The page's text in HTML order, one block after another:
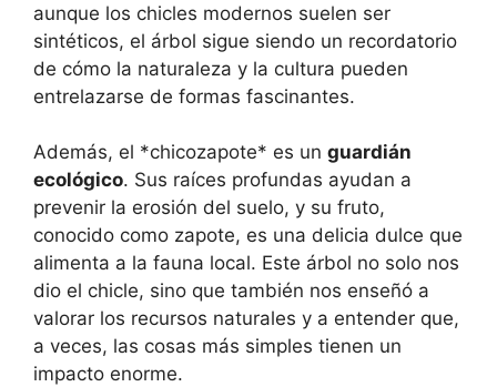
aunque los chicles modernos suelen ser
sintéticos, el árbol sigue siendo un recordatorio
de cómo la naturaleza y la cultura pueden
entrelazarse de formas fascinantes.
Además, el *chicozapote* es un guardián
ecológico. Sus raíces profundas ayudan a
prevenir la erosión del suelo, y su fruto,
conocido como zapote, es una delicia dulce que
alimenta a la fauna local. Este árbol no solo nos
dio el chicle, sino que también nos enseñó a
valorar los recursos naturales y a entender que,
a veces, las cosas más simples tienen un
impacto enorme.